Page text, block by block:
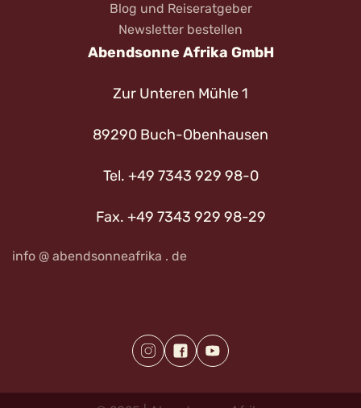
Blog und Reiseratgeber
Newsletter bestellen
Abendsonne Afrika GmbH
Zur Unteren Mühle 1
89290 Buch-Obenhausen
Tel. +49 7343 929 98-0
Fax. +49 7343 929 98-29
info @ abendsonneafrika . de